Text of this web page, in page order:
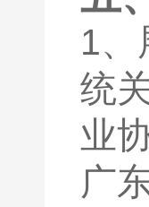
1、
统
业
广